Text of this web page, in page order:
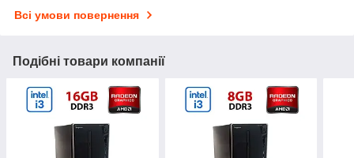
Всі умови повернення
Подібні товари компанії